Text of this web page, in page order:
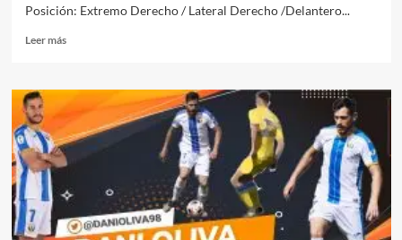
Posición: Extremo Derecho / Lateral Derecho /Delantero...
Leer másLeer
Highlights
|
Nami
Sánchez
–
2020/21